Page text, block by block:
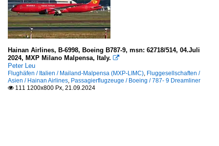
Hainan Airlines, B-6998, Boeing B787-9, msn: 62718/514, 04.Juli
2024, MXP Milano Malpensa, Italy. 
Peter Leu
Flughäfen / Italien / Mailand-Malpensa (MXP-LIMC) Fluggesellschaften /
Asien / Hainan Airlines Passagierflugzeuge / Boeing / 787- 9 Dreamliner
 111 1200x800 Px, 21.09.2024